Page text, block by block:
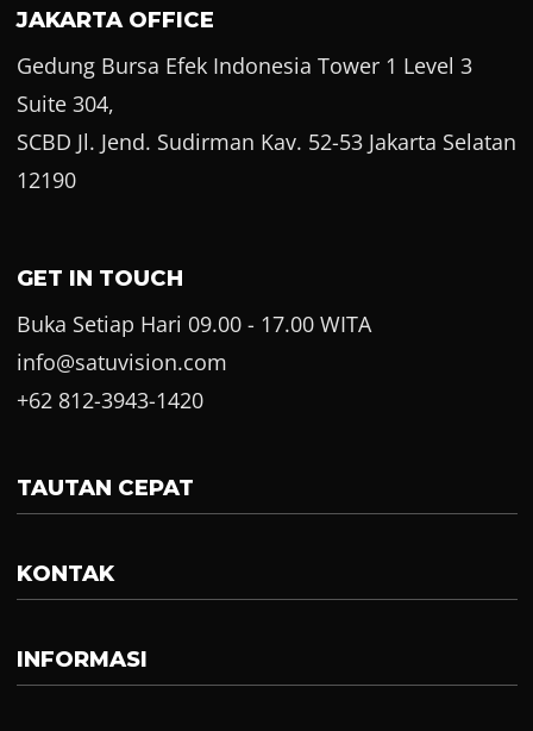
JAKARTA OFFICE
Gedung Bursa Efek Indonesia Tower 1 Level 3
Suite 304,
SCBD Jl. Jend. Sudirman Kav. 52-53 Jakarta Selatan
12190
GET IN TOUCH
Buka Setiap Hari 09.00 - 17.00 WITA
info@satuvision.com
+62 812-3943-1420
TAUTAN CEPAT
KONTAK
INFORMASI